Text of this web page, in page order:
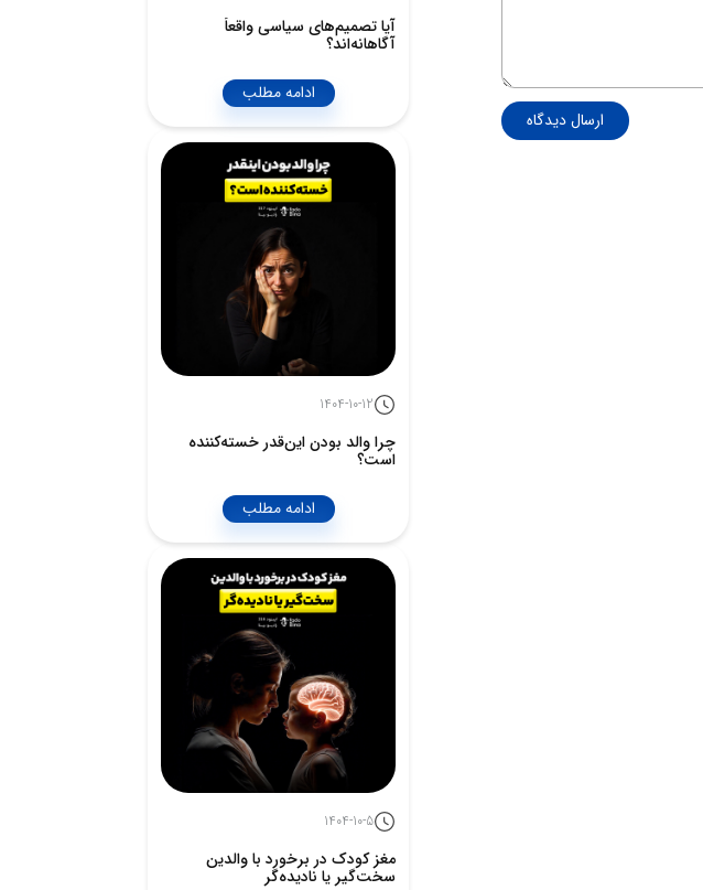
ارسال دیدگاه
آیا تصمیم‌های سیاسی واقعاً
آگاهانه‌اند؟
ادامه مطلب
1404-10-12
چرا والد بودن این‌قدر خسته‌کننده
است؟
ادامه مطلب
1404-10-5
مغز کودک در برخورد با والدین
سخت‌گیر یا نادیده‌گر